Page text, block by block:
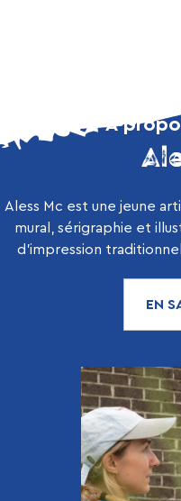
À
Aless Mc est une jeune
mural, sérigraphie et
d'impression
EN